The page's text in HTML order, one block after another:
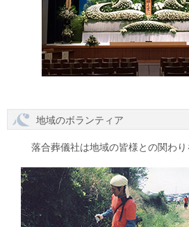
地域のボランティア
落合葬儀社は地域の皆様との関わ